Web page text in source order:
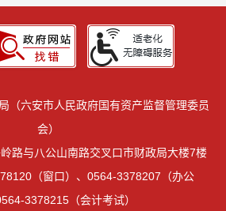
（六安市人民政府国有资产监督管理委员
会）
路与八公山南路交叉口市财政局大楼7楼
（窗口）、0564-3378207（办公
3378215（会计考试）